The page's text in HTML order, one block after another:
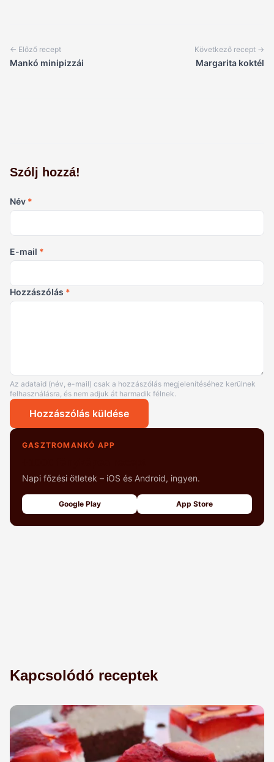
← Előző recept
Mankó minipizzái
Következő recept →
Margarita koktél
Szólj hozzá!
Név *
E-mail *
Hozzászólás *
Az adataid (név, e-mail) csak a hozzászólás megjelenítéséhez kerülnek
felhasználásra, és nem adjuk át harmadik félnek.
Hozzászólás küldése
GASZTROMANKÓ APP
Napi főzési ötletek – iOS és Android, ingyen.
Google Play App Store
Kapcsolódó receptek